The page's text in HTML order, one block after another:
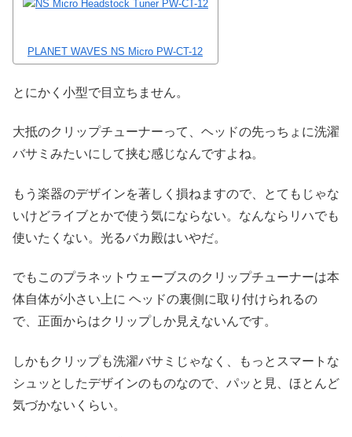
PLANET WAVES NS Micro PW-CT-12
とにかく小型で目立ちません。
大抵のクリップチューナーって、ヘッドの先っちょに洗濯
バサミみたいにして挟む感じなんですよね。
もう楽器のデザインを著しく損ねますので、とてもじゃな
いけどライブとかで使う気にならない。なんならリハでも
使いたくない。光るバカ殿はいやだ。
でもこのプラネットウェーブスのクリップチューナーは本
体自体が小さい上に ヘッドの裏側に取り付けられるの
で、正面からはクリップしか見えないんです。
しかもクリップも洗濯バサミじゃなく、もっとスマートな
シュッとしたデザインのものなので、パッと見、ほとんど
気づかないくらい。